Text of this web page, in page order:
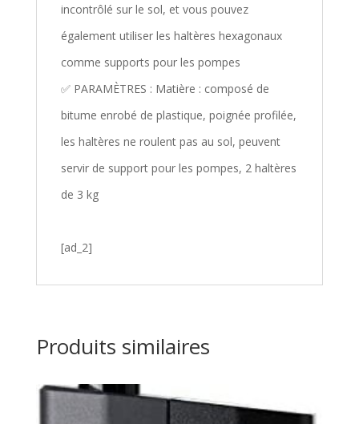
incontrôlé sur le sol, et vous pouvez
également utiliser les haltères hexagonaux
comme supports pour les pompes
✅ PARAMÈTRES : Matière : composé de
bitume enrobé de plastique, poignée profilée,
les haltères ne roulent pas au sol, peuvent
servir de support pour les pompes, 2 haltères
de 3 kg
[ad_2]
Produits similaires